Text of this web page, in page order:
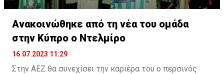
Ανακοινώθηκε από τη νέα του ομάδα
στην Κύπρο ο Ντελμίρο
16.07.2023 11:29
Στην ΑΕΖ θα συνεχίσει την καριέρα του ο περσινός